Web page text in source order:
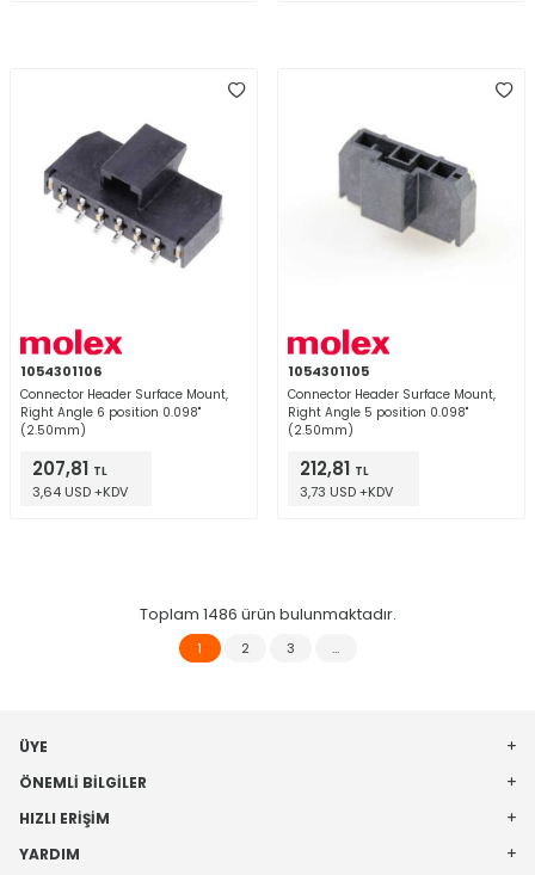
1054301106
Connector Header Surface Mount,
Right Angle 6 position 0.098"
(2.50mm)
207,81 TL
3,64 USD +KDV
1054301105
Connector Header Surface Mount,
Right Angle 5 position 0.098"
(2.50mm)
212,81 TL
3,73 USD +KDV
Toplam 1486 ürün bulunmaktadır.
1 2 3 …
ÜYE
ÖNEMLI BILGILER
HIZLI ERIŞIM
YARDIM